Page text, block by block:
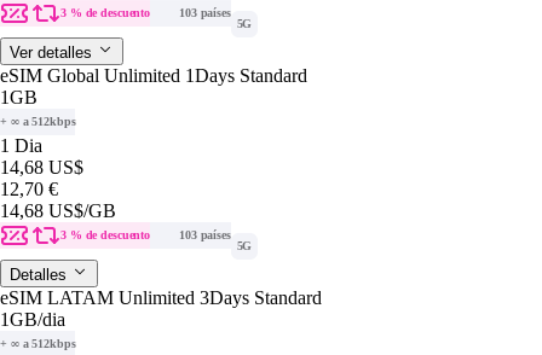
3 % de descuento
103 países
5G
Ver detalles
eSIM Global Unlimited 1Days Standard
1GB
+ ∞ a 512kbps
1 Dia
14,68 US$
12,70 €
14,68 US$/GB
3 % de descuento
103 países
5G
Detalles
eSIM LATAM Unlimited 3Days Standard
1GB/dia
+ ∞ a 512kbps